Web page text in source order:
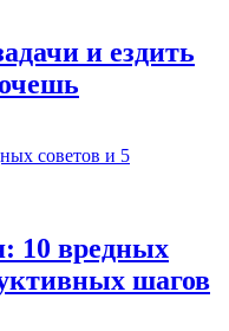
и ездить
10 вредных
шагов